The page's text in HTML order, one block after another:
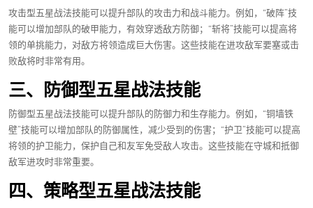
攻击型五星战法技能可以提升部队的攻击力和战斗能力。例如，“破阵”技
能可以增加部队的破甲能力，有效穿透敌方防御；“斩将”技能可以提高将
领的单挑能力，对敌方将领造成巨大伤害。这些技能在进攻敌军要塞或击
败敌将时非常有用。
三、防御型五星战法技能
防御型五星战法技能可以提升部队的防御力和生存能力。例如，“铜墙铁
壁”技能可以增加部队的防御属性，减少受到的伤害；“护卫”技能可以提高
将领的护卫能力，保护自己和友军免受敌人攻击。这些技能在守城和抵御
敌军进攻时非常重要。
四、策略型五星战法技能